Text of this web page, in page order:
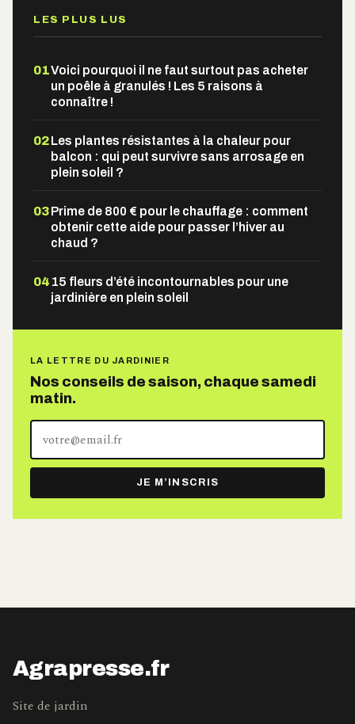
LES PLUS LUS
01Voici pourquoi il ne faut surtout pas acheter
un poêle à granulés ! Les 5 raisons à
connaître !
02 Les plantes résistantes à la chaleur pour
balcon : qui peut survivre sans arrosage en
plein soleil ?
03 Prime de 800 € pour le chauffage : comment
obtenir cette aide pour passer l’hiver au
chaud ?
04 15 fleurs d’été incontournables pour une
jardinière en plein soleil
LA LETTRE DU JARDINIER
Nos conseils de saison, chaque samedi
matin.
adresse
e-
mail
JE M’INSCRIS
Agrapresse.fr
Site de jardin